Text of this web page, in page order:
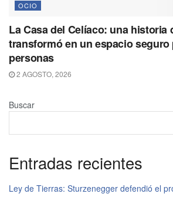
OCIO
La Casa del Celíaco: una historia
transformó en un espacio seguro
personas
2 AGOSTO, 2026
Buscar
Entradas recientes
Ley de Tierras: Sturzenegger defendió el